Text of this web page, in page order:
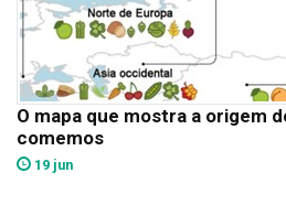
O mapa que mostra a origem
comemos
19 jun